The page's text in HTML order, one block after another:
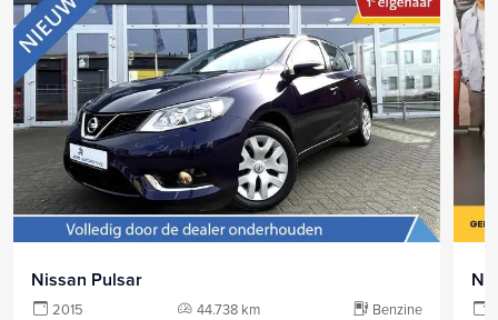
Nissan Pulsar
2015 44.738 km Benzine